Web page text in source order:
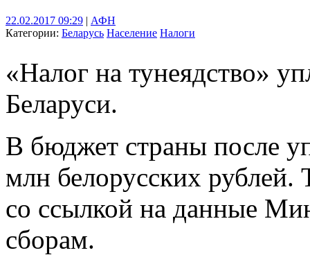
22.02.2017 09:29 | АФН
Категории: Беларусь Население Налоги
«Налог на тунеядство»
Беларуси.
В бюджет страны после
млн белорусских
со ссылкой на данные
сборам.